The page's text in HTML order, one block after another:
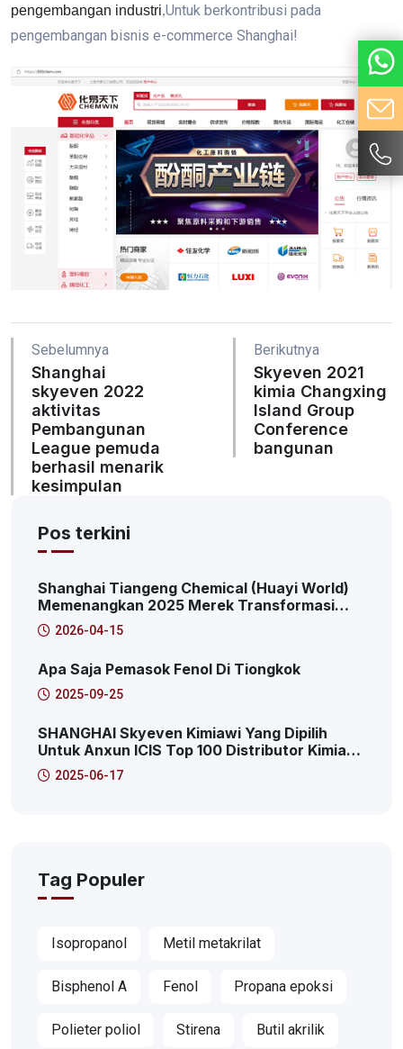
pengembangan industri,Untuk berkontribusi pada
pengembangan bisnis e-commerce Shanghai!
Sebelumnya
Shanghai
skyeven 2022
aktivitas
Pembangunan
League pemuda
berhasil menarik
kesimpulan
Berikutnya
Skyeven 2021
kimia Changxing
Island Group
Conference
bangunan
Pos terkini
Shanghai Tiangeng Chemical (Huayi World)
Memenangkan 2025 Merek Transformasi
Inovasi Digital Puncak: 2025 Pudong Area
Baru Kasus Karakteristik Platform Layanan
2026-04-15
Apa Saja Pemasok Fenol Di Tiongkok
2025-09-25
SHANGHAI Skyeven Kimiawi Yang Dipilih
Untuk Anxun ICIS Top 100 Distributor Kimia
Global! Ini Adalah Ke-41!
2025-06-17
Tag Populer
Isopropanol Metil metakrilat
Bisphenol A Fenol Propana epoksi
Polieter poliol Stirena Butil akrilik